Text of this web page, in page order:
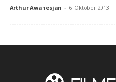
Arthur Awanesjan - 6. Oktober 2013